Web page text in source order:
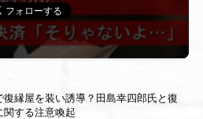
復縁屋を装い誘導？田島幸四郎氏と復
関する注意喚起